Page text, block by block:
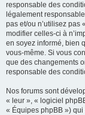
responsable des
légalement
pas et/ou n’utilisez pas
modifier celles-ci à
en soyez informé, bien
vous-même. Si vous
que des changements
responsable des
Nos forums sont
« leur », « logiciel
« Équipes phpBB »)